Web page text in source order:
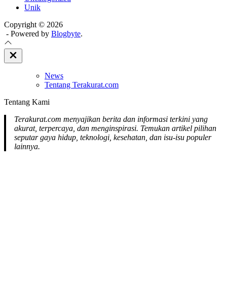
Unik
Copyright © 2026
- Powered by Blogbyte.
Close
Off
News
Tentang Terakurat.com
Tentang Kami
Terakurat.com menyajikan berita dan informasi terkini yang
akurat, terpercaya, dan menginspirasi. Temukan artikel pilihan
seputar gaya hidup, teknologi, kesehatan, dan isu-isu populer
lainnya.